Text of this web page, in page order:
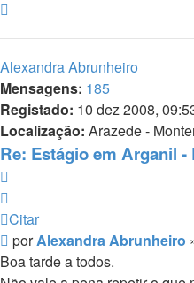
Alexandra Abrunheiro
Mensagens: 185
Registado: 10 dez 2008,
Localização: Arazede -
Re: Estágio em Arganil -
Citar
Mensagem
porAlexandra Abrunheiro
Boa tarde a todos.